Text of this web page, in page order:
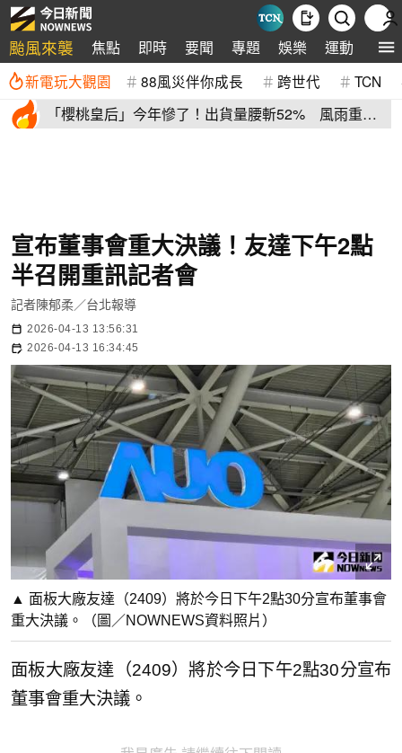
颱風來襲 焦點 即時 要聞 專題 娛樂 運動 全球
新電玩大觀園 88風災伴你成長 跨世代 TCN
「櫻桃皇后」今年慘了！出貨量腰斬52% 風雨重
宣布董事會重大決議！友達下午2點
半召開重訊記者會
記者陳郁柔／台北報導
2026-04-13 13:56:31
2026-04-13 16:34:45
▲ 面板大廠友達（2409）將於今日下午2點30分宣布董事會
重大決議。（圖／NOWNEWS資料照片）
面板大廠友達（2409）將於今日下午2點30分宣布
董事會重大決議。